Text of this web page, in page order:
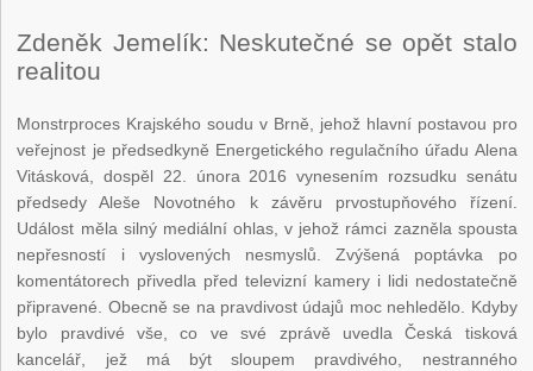
Zdeněk Jemelík: Neskutečné se opět stalo
realitou
Monstrproces Krajského soudu v Brně, jehož hlavní postavou pro
veřejnost je předsedkyně Energetického regulačního úřadu Alena
Vitásková, dospěl 22. února 2016 vynesením rozsudku senátu
předsedy Aleše Novotného k závěru prvostupňového řízení.
Událost měla silný mediální ohlas, v jehož rámci zazněla spousta
nepřesností i vyslovených nesmyslů. Zvýšená poptávka po
komentátorech přivedla před televizní kamery i lidi nedostatečně
připravené. Obecně se na pravdivost údajů moc nehledělo. Kdyby
bylo pravdivé vše, co ve své zprávě uvedla Česká tisková
kancelář, jež má být sloupem pravdivého, nestranného